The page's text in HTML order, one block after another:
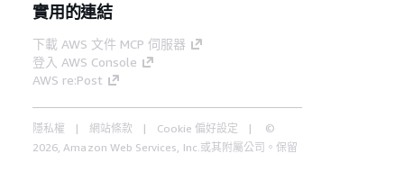
實用的連結
下載 AWS 文件 MCP 伺服器
登入 AWS Console
AWS re:Post
隱私權 網站條款 Cookie 偏好設定
©
2026, Amazon Web Services, Inc.或其附屬公司。保留